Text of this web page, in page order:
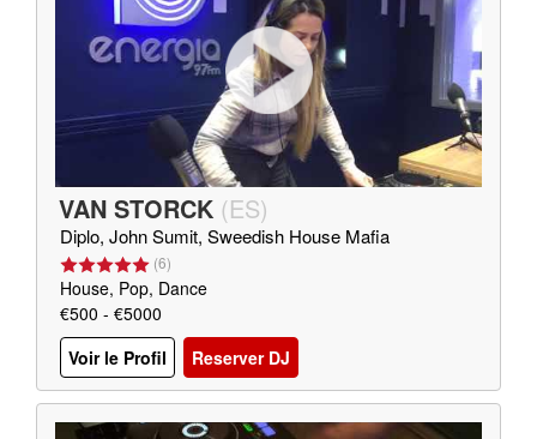
VAN STORCK (ES)
Diplo, John Sumit, Sweedish House Mafia
(6)
House, Pop, Dance
€500 - €5000
Voir le Profil
Reserver DJ